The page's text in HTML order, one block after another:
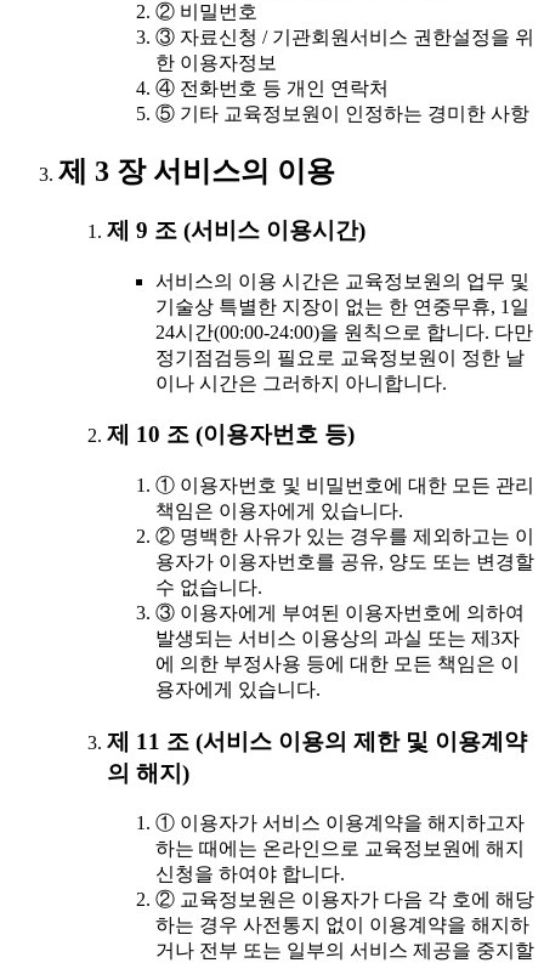
② 비밀번호
③ 자료신청 / 기관회원서비스 권한설정을 위
한 이용자정보
④ 전화번호 등 개인 연락처
⑤ 기타 교육정보원이 인정하는 경미한 사항
제 3 장 서비스의 이용
제 9 조 (서비스 이용시간)
서비스의 이용 시간은 교육정보원의 업무 및
기술상 특별한 지장이 없는 한 연중무휴, 1일
24시간(00:00-24:00)을 원칙으로 합니다. 다만
정기점검등의 필요로 교육정보원이 정한 날
이나 시간은 그러하지 아니합니다.
제 10 조 (이용자번호 등)
① 이용자번호 및 비밀번호에 대한 모든 관리
책임은 이용자에게 있습니다.
② 명백한 사유가 있는 경우를 제외하고는 이
용자가 이용자번호를 공유, 양도 또는 변경할
수 없습니다.
③ 이용자에게 부여된 이용자번호에 의하여
발생되는 서비스 이용상의 과실 또는 제3자
에 의한 부정사용 등에 대한 모든 책임은 이
용자에게 있습니다.
제 11 조 (서비스 이용의 제한 및 이용계약
의 해지)
① 이용자가 서비스 이용계약을 해지하고자
하는 때에는 온라인으로 교육정보원에 해지
신청을 하여야 합니다.
② 교육정보원은 이용자가 다음 각 호에 해당
하는 경우 사전통지 없이 이용계약을 해지하
거나 전부 또는 일부의 서비스 제공을 중지할